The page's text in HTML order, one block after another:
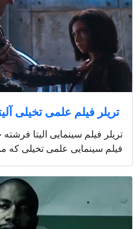
تریلر فیلم علمی تخیلی
تریلر فیلم سینمایی الیتا
فیلم سینمایی علمی تخیلی که